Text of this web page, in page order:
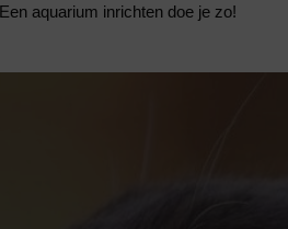
Een aquarium inrichten doe je zo!